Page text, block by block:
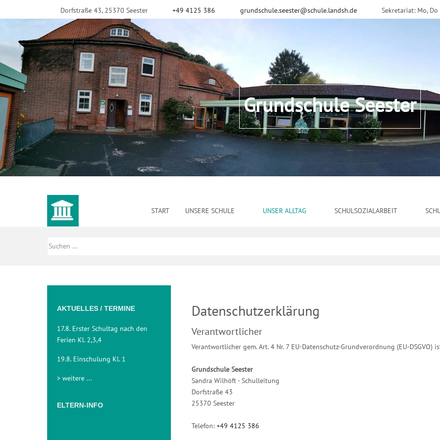
Dorfstraße 43, 25370 Seester +49 4125 386 grundschule.seester@schule.landsh.de Sekretariat: Mo,
Grundschule Seester
START UNSERE SCHULE UNSER ALLTAG SCHULSOZIALARBEIT
AKTUELLES / TERMINE
17.8. Erster Schultag nach den
Ferien Kl. 2,3,4
19.8. Einschulung Kl. 1
> weitere ...
ELTERN-INFO
Datenschutzerklärung
Verantwortlicher
Verantwortlicher gem. Art. 4 Nr. 7 EU-Datenschutz-Grundverordnung (EU-DSGVO)
Grundschule Seester
Sandra Wilhöft - Schulleitung
Dorfstraße 43
25370 Seester
Telefon: +49 4125 386